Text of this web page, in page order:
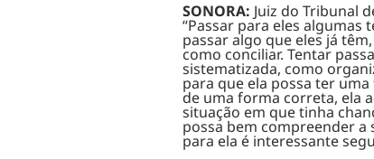
SONORA: Juiz do Tribunal
“Passar para eles algumas
passar algo que eles já
como conciliar. Tentar
sistematizada, como
para que ela possa ter
de uma forma correta, ela
situação em que tinha
possa bem compreender a
para ela é interessante